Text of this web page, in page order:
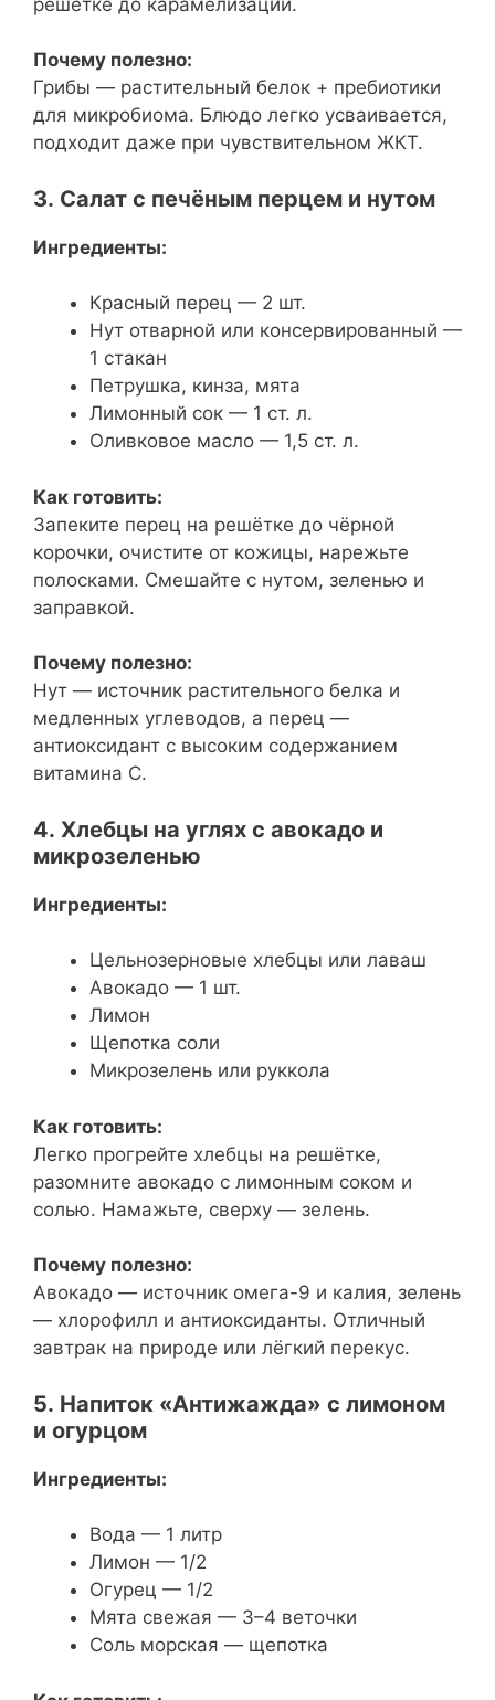
Почему полезно:
Грибы — растительный белок + пребиотики
для микробиома. Блюдо легко усваивается,
подходит даже при чувствительном ЖКТ.
3. Салат с печёным перцем и нутом
Ингредиенты:
Красный перец — 2 шт.
Нут отварной или консервированный —
1 стакан
Петрушка, кинза, мята
Лимонный сок — 1 ст. л.
Оливковое масло — 1,5 ст. л.
Как готовить:
Запеките перец на решётке до чёрной
корочки, очистите от кожицы, нарежьте
полосками. Смешайте с нутом, зеленью и
заправкой.
Почему полезно:
Нут — источник растительного белка и
медленных углеводов, а перец —
антиоксидант с высоким содержанием
витамина С.
4. Хлебцы на углях с авокадо и
микрозеленью
Ингредиенты:
Цельнозерновые хлебцы или лаваш
Авокадо — 1 шт.
Лимон
Щепотка соли
Микрозелень или руккола
Как готовить:
Легко прогрейте хлебцы на решётке,
разомните авокадо с лимонным соком и
солью. Намажьте, сверху — зелень.
Почему полезно:
Авокадо — источник омега-9 и калия, зелень
— хлорофилл и антиоксиданты. Отличный
завтрак на природе или лёгкий перекус.
5. Напиток «Антижажда» с лимоном
и огурцом
Ингредиенты:
Вода — 1 литр
Лимон — 1/2
Огурец — 1/2
Мята свежая — 3–4 веточки
Соль морская — щепотка